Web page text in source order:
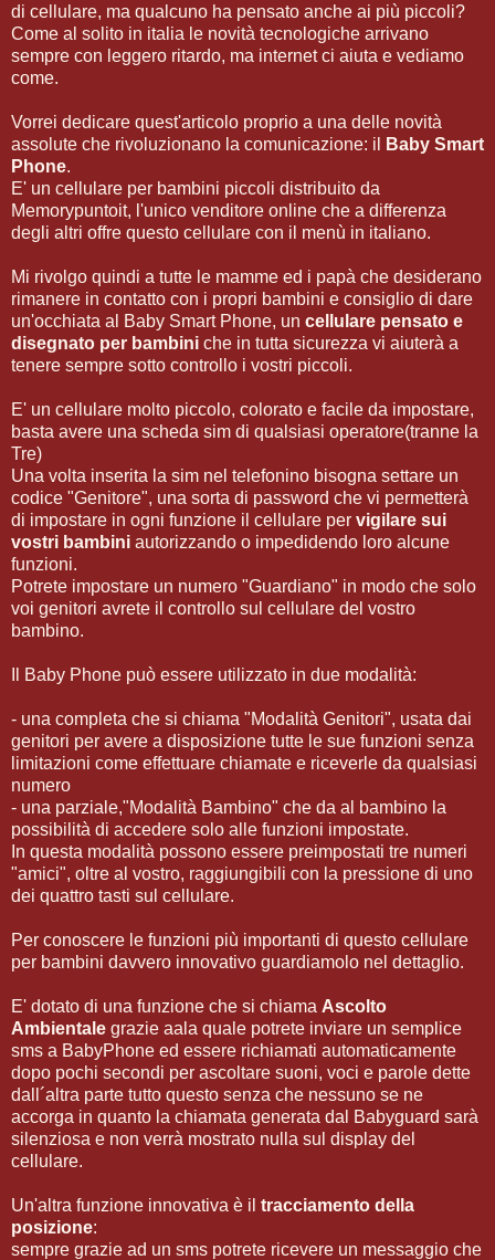
di cellulare, ma qualcuno ha pensato anche ai più piccoli?
Come al solito in italia le novità tecnologiche arrivano
sempre con leggero ritardo, ma internet ci aiuta e vediamo
come.
Vorrei dedicare quest'articolo proprio a una delle novità
assolute che rivoluzionano la comunicazione: il
Baby Smart
Phone.
E' un cellulare per bambini piccoli distribuito da
Memorypuntoit, l'unico venditore online che a differenza
degli altri offre questo cellulare con il menù in italiano.
Mi rivolgo quindi a tutte le mamme ed i papà che desiderano
rimanere in contatto con i propri bambini e consiglio di dare
un'occhiata al Baby Smart Phone, un cellulare pensato e
disegnato per bambini che in tutta sicurezza vi aiuterà a
tenere sempre sotto controllo i vostri piccoli.
E' un cellulare molto piccolo, colorato e facile da impostare,
basta avere una scheda sim di qualsiasi operatore(tranne la
Tre)
Una volta inserita la sim nel telefonino bisogna settare un
codice "Genitore", una sorta di password che vi permetterà
di impostare in ogni funzione il cellulare per vigilare sui
vostri bambini autorizzando o impedidendo loro alcune
funzioni.
Potrete impostare un numero "Guardiano" in modo che solo
voi genitori avrete il controllo sul cellulare del vostro
bambino.
Il Baby Phone può essere utilizzato in due modalità:
- una completa che si chiama "Modalità Genitori", usata dai
genitori per avere a disposizione tutte le sue funzioni senza
limitazioni come effettuare chiamate e riceverle da qualsiasi
numero
- una parziale,"Modalità Bambino" che da al bambino la
possibilità di accedere solo alle funzioni impostate.
In questa modalità possono essere preimpostati tre numeri
"amici", oltre al vostro, raggiungibili con la pressione di uno
dei quattro tasti sul cellulare.
Per conoscere le funzioni più importanti di questo cellulare
per bambini davvero innovativo guardiamolo nel dettaglio.
E' dotato di una funzione che si chiama Ascolto
Ambientale grazie aala quale potrete inviare un semplice
sms a BabyPhone ed essere richiamati automaticamente
dopo pochi secondi per ascoltare suoni, voci e parole dette
dall´altra parte tutto questo senza che nessuno se ne
accorga in quanto la chiamata generata dal Babyguard sarà
silenziosa e non verrà mostrato nulla sul display del
cellulare.
Un'altra funzione innovativa è il tracciamento della
posizione:
sempre grazie ad un sms potrete ricevere un messaggio che